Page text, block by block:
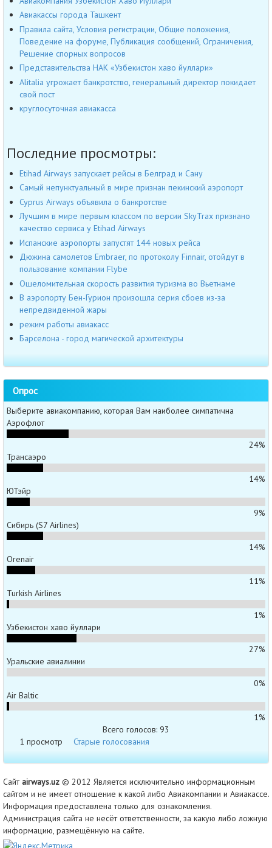
Авиакассы города Ташкент
Правила сайта, Условия регистрации, Общие положения,
Поведение на форуме, Публикация сообщений, Ограничения,
Решение спорных вопросов
Представительства НАК «Узбекистон хаво йуллари»
Alitalia угрожает банкротство, генеральный директор покидает
свой пост
круглосуточная авиакасса
Последние просмотры:
Etihad Airways запускает рейсы в Белград и Сану
Cамый непунктуальный в мире признан пекинский аэропорт
Cyprus Airways объявила о банкротстве
Лучшим в мире первым классом по версии SkyTrax признано
качество сервиса у Etihad Airways
Испанские аэропорты запустят 144 новых рейса
Дюжина самолетов Embraer, по протоколу Finnair, отойдут в
пользование компании Flybe
Ошеломительная скорость развития туризма во Вьетнаме
В аэропорту Бен-Гурион произошла серия сбоев из-за
непредвиденной жары
режим работы авиакасс
Барселона - город магической архитектуры
Опрос
Выберите авиакомпанию, которая Вам наиболее симпатична
Аэрофлот
24%
Трансаэро
14%
ЮТэйр
9%
Сибирь (S7 Airlines)
14%
Orenair
11%
Turkish Airlines
1%
Узбекистон хаво йуллари
27%
Уральские авиалинии
0%
Air Baltic
1%
Всего голосов: 93
1 просмотр
Старые голосования
Сайтairways.uz © 2012 Является исключительно информационным
сайтом и не имеет отношение к какой либо Авиакомпании и Авиакассе.
Информация предоставлена только для ознакомления.
Администрация сайта не несёт ответственности, за какую либо ложную
информацию, размещённую на сайте.